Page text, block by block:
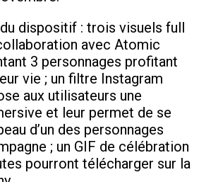
dispositif : trois visuels full
avec Atomic
3 personnages profitant
vie ; un filtre Instagram
aux utilisateurs une
et leur permet de se
d’un des personnages
; un GIF de célébration
pourront télécharger sur la